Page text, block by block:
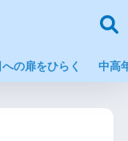
への扉をひらく 中高